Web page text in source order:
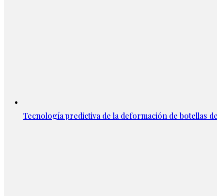
Tecnología predictiva de la deformación de botellas